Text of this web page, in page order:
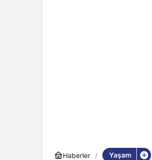
Haberler Yaşam